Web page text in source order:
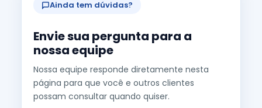
Ainda tem dúvidas?
Envie sua pergunta para a
nossa equipe
Nossa equipe responde diretamente nesta
página para que você e outros clientes
possam consultar quando quiser.